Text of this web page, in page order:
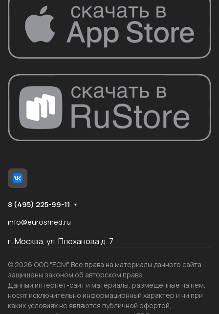
8 (495) 225-99-11
info@eurosmed.ru
г. Москва, ул. Плеханова д. 7
© 2026 ООО "ЕСМ". Все права на материалы данного сайта
защищены законом об авторском праве.
Данный интернет-сайт и материалы, размещенные на нем,
носят исключительно информационный характер и ни при
каких условиях не являются публичной офертой,